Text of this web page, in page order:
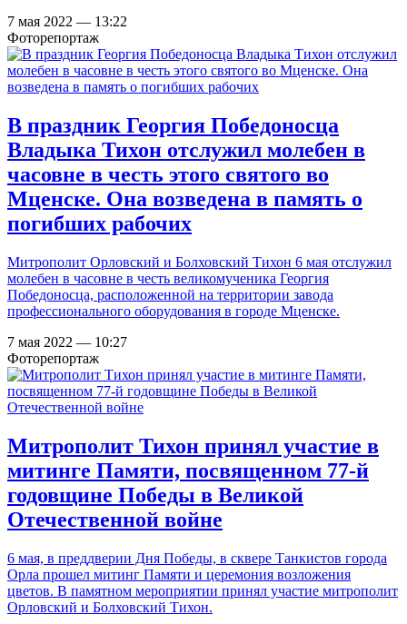
7 мая 2022 — 13:22
Фоторепортаж
В праздник Георгия Победоносца
Владыка Тихон отслужил молебен в
часовне в честь этого святого во
Мценске. Она возведена в память о
погибших рабочих
Митрополит Орловский и Болховский Тихон 6 мая отслужил
молебен в часовне в честь великомученика Георгия
Победоносца, расположенной на территории завода
профессионального оборудования в городе Мценске.
7 мая 2022 — 10:27
Фоторепортаж
Митрополит Тихон принял участие в
митинге Памяти, посвященном 77-й
годовщине Победы в Великой
Отечественной войне
6 мая, в преддверии Дня Победы, в сквере Танкистов города
Орла прошел митинг Памяти и церемония возложения
цветов. В памятном мероприятии принял участие митрополит
Орловский и Болховский Тихон.